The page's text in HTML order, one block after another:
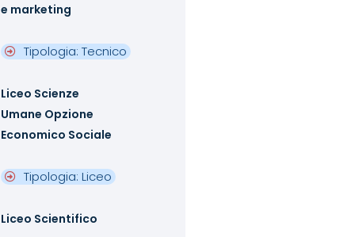
e marketing
Tipologia: Tecnico
Liceo Scienze
Umane Opzione
Economico Sociale
Tipologia: Liceo
Liceo Scientifico